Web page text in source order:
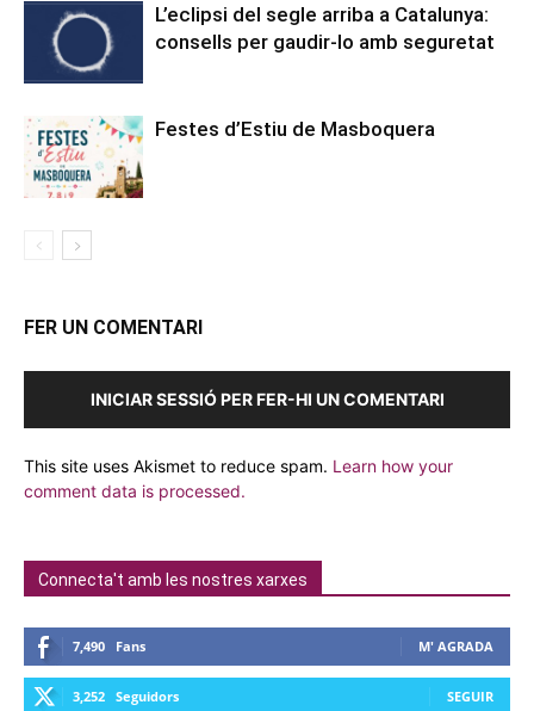
L’eclipsi del segle arriba a Catalunya:
consells per gaudir-lo amb seguretat
Festes d’Estiu de Masboquera
FER UN COMENTARI
INICIAR SESSIÓ PER FER-HI UN COMENTARI
This site uses Akismet to reduce spam. Learn how your
comment data is processed.
Connecta't amb les nostres xarxes
7,490 Fans M' AGRADA
3,252 Seguidors SEGUIR